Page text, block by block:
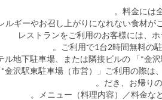
ご利用で1台2時間無料の
ル地下駐車場、または隣接ビルの 「*金沢
*金沢駅東駐車場（市営）」ご利用の際
だき、お帰り